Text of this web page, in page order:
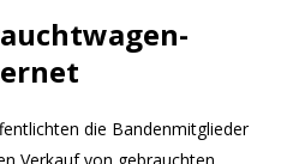
die Bandenmitglieder